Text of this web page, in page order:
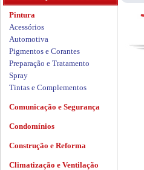
Pintura
Acessórios
Automotiva
Pigmentos e Corantes
Preparação e Tratamento
Spray
Tintas e Complementos
Comunicação e Segurança
Condomínios
Construção e Reforma
Climatização e Ventilação